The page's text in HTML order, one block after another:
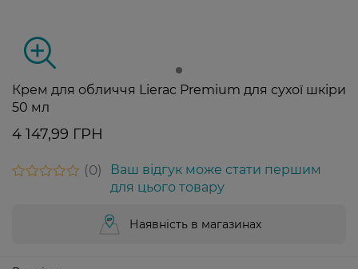
Крем для обличчя Lierac Premium для сухої шкіри
50 мл
4 147,99 ГРН
0
Ваш відгук може стати першим
для цього товару
Наявність в магазинах